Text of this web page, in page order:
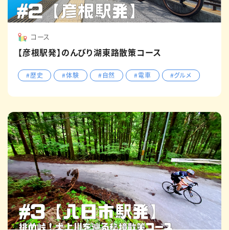
コース
【彦根駅発】のんびり湖東路散策コース
#歴史 #体験 #自然 #電車 #グルメ